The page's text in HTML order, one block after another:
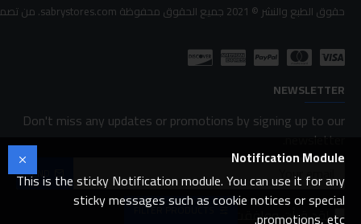
حقوق الطبع والنشر © 2021 جميع الحقوق محفوظة sabrystores.com. من تصميم-
NEWSLETTER
Don't miss any updates or promotions by signing up to our
newsletter.
SEND
لقد قرأت ووافقت على
Notification Module
This is the sticky Notification module. You can use it for any
sticky messages such as cookie notices or special
promotions, etc.
FILTER PRODUCTS